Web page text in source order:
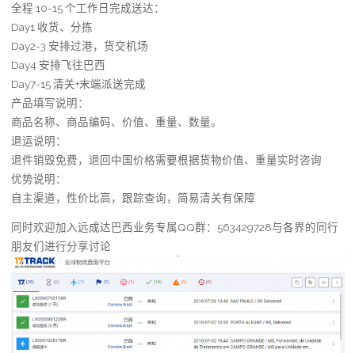
全程 10-15 个工作日完成送达：
Day1 收货、分拣
Day2-3 安排过港，货交机场
Day4 安排飞往巴西
Day7-15 清关+末端派送完成
产品填写说明：
商品名称、商品编码、价值、重量、数量。
退运说明：
退件销毁免费，退回中国价格需要根据货物价值、重量实时咨询
优势说明：
自主渠道，性价比高，跟踪查询，简易清关有保障
同时欢迎加入远成达巴西业务专属QQ群：563429728与各界的同行
朋友们进行分享讨论